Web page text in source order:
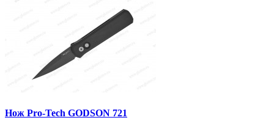
Нож Pro-Tech GODSON 721